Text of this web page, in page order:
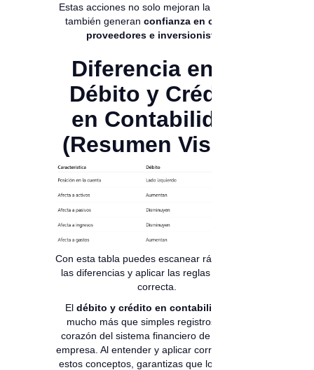
Estas acciones no solo mejoran la exactitud,
también generan confianza en clientes,
proveedores e inversionistas
Diferencia entre
Débito y Crédito
en Contabilidad
(Resumen Visual)
Con esta tabla puedes escanear rápidamente
las diferencias y aplicar las reglas de forma
correcta.
El débito y crédito en contabilidad
mucho más que simples registros: son el
corazón del sistema financiero de cualquier
empresa. Al entender y aplicar correctamente
estos conceptos, garantizas que los estados